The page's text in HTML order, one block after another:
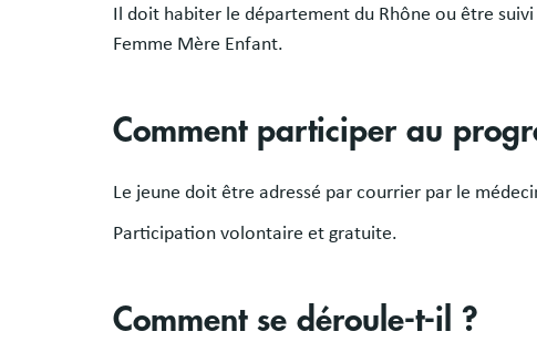
Il doit habiter le département du Rhône ou être
Femme Mère Enfant.
Comment participer au
Le jeune doit être adressé par courrier par le
Participation volontaire et gratuite.
Comment se déroule-t-il ?